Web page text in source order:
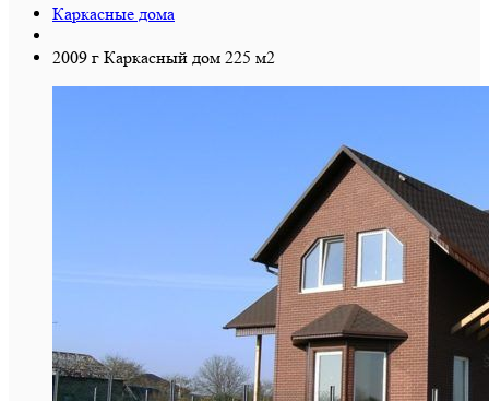
Каркасные дома
2009 г Каркасный дом 225 м2